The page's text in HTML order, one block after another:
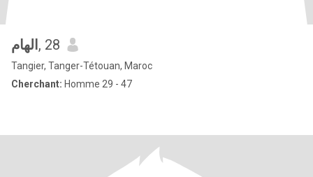
الهام , 28
Tangier, Tanger-Tétouan, Maroc
Cherchant: Homme 29 - 47